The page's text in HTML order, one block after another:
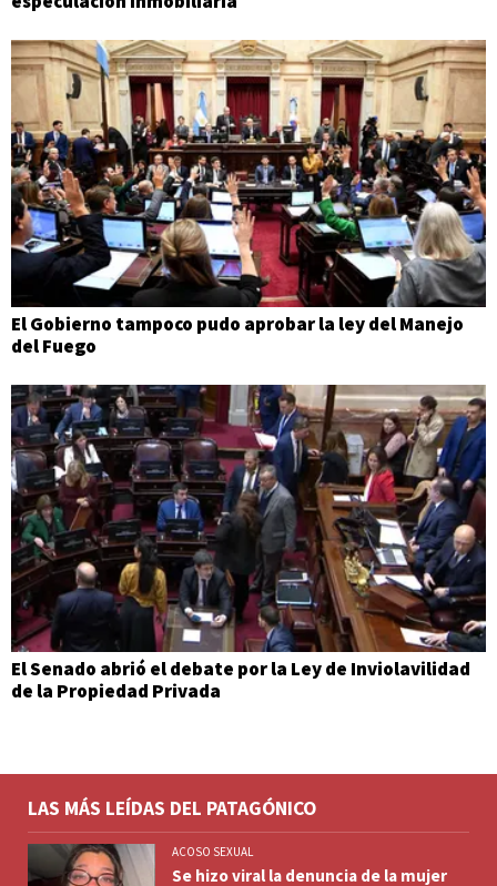
El Gobierno tampoco pudo aprobar la ley del Manejo
del Fuego
El Senado abrió el debate por la Ley de Inviolavilidad
de la Propiedad Privada
LAS MÁS LEÍDAS DEL PATAGÓNICO
ACOSO SEXUAL
Se hizo viral la denuncia de la mujer